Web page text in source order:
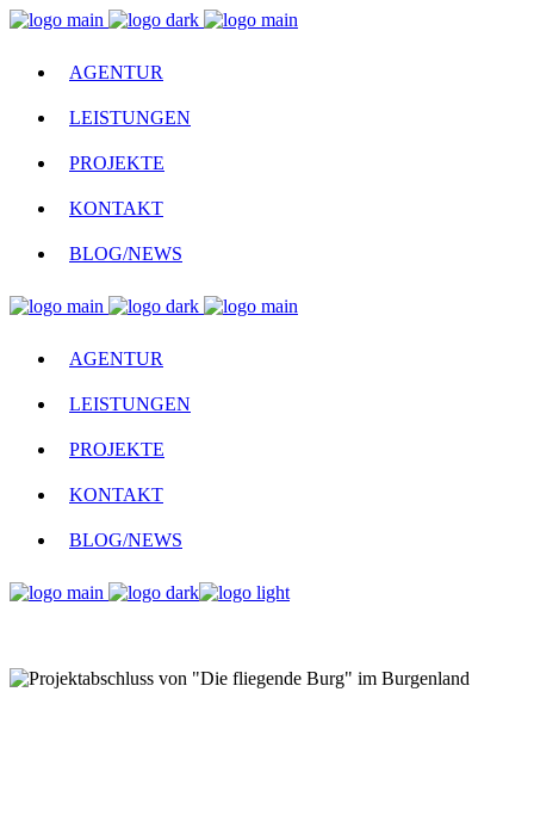
AGENTUR
LEISTUNGEN
PROJEKTE
KONTAKT
BLOG/NEWS
AGENTUR
LEISTUNGEN
PROJEKTE
KONTAKT
BLOG/NEWS